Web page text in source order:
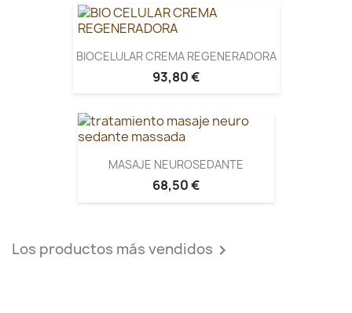
BIOCELULAR CREMA REGENERADORA
93,80 €
MASAJE NEUROSEDANTE
68,50 €
Los productos más vendidos 